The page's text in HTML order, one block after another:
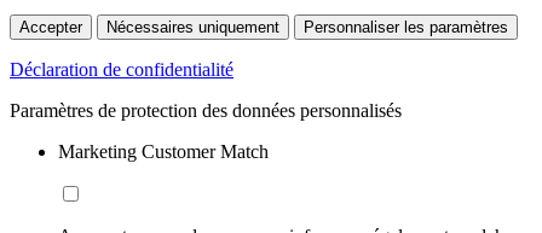
Accepter Nécessaires uniquement Personnaliser les paramètres
Déclaration de confidentialité
Paramètres de protection des données personnalisés
Marketing Customer Match